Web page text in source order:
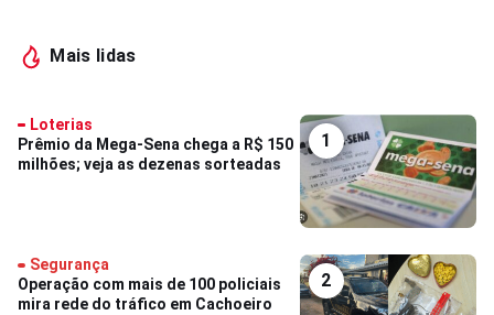
Mais lidas
1
Loterias
Prêmio da Mega-Sena chega a R$ 150
milhões; veja as dezenas sorteadas
2
Segurança
Operação com mais de 100 policiais
mira rede do tráfico em Cachoeiro